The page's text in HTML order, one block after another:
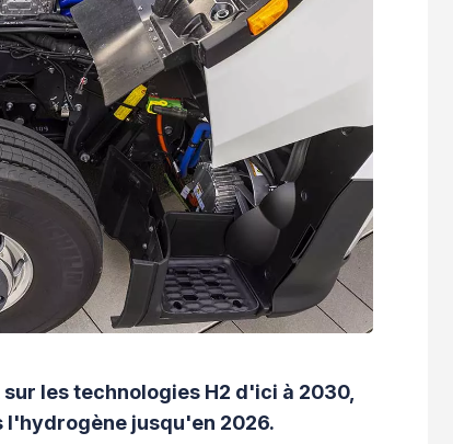
les technologies H2 d'ici à 2030,
l'hydrogène jusqu'en 2026.